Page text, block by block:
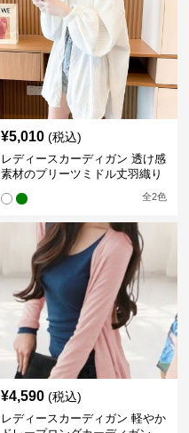
¥5,010 (税込)
レディースカーディガン 透け感
素材のプリーツミドル丈羽織り
全2色
¥4,590 (税込)
レディースカーディガン 軽やか